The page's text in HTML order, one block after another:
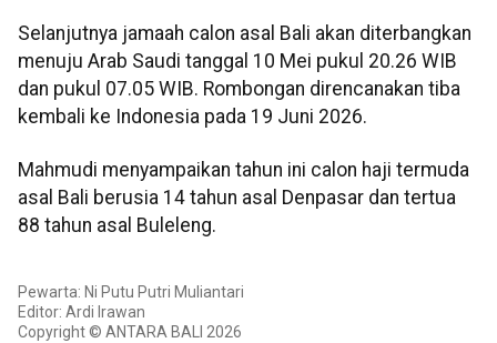
Selanjutnya jamaah calon asal Bali akan diterbangkan
menuju Arab Saudi tanggal 10 Mei pukul 20.26 WIB
dan pukul 07.05 WIB. Rombongan direncanakan tiba
kembali ke Indonesia pada 19 Juni 2026.
Mahmudi menyampaikan tahun ini calon haji termuda
asal Bali berusia 14 tahun asal Denpasar dan tertua
88 tahun asal Buleleng.
Pewarta: Ni Putu Putri Muliantari
Editor: Ardi Irawan
Copyright © ANTARA BALI 2026